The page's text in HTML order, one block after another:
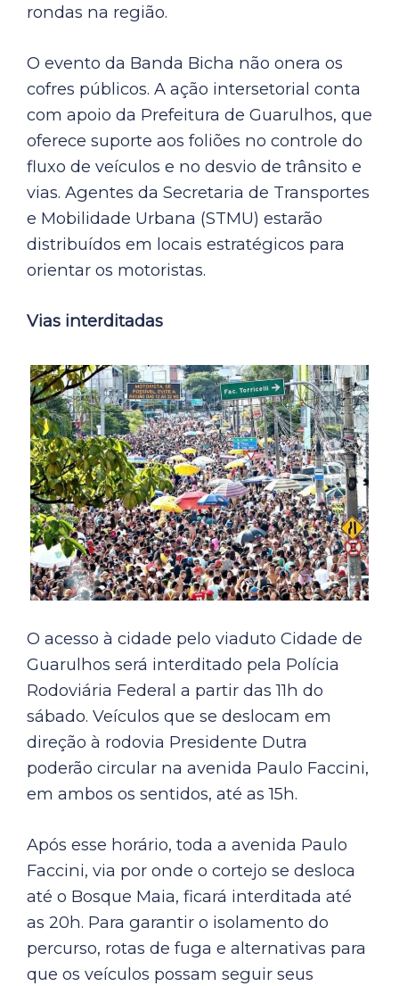
rondas na região.
O evento da Banda Bicha não onera os
cofres públicos. A ação intersetorial conta
com apoio da Prefeitura de Guarulhos, que
oferece suporte aos foliões no controle do
fluxo de veículos e no desvio de trânsito e
vias. Agentes da Secretaria de Transportes
e Mobilidade Urbana (STMU) estarão
distribuídos em locais estratégicos para
orientar os motoristas.
Vias interditadas
O acesso à cidade pelo viaduto Cidade de
Guarulhos será interditado pela Polícia
Rodoviária Federal a partir das 11h do
sábado. Veículos que se deslocam em
direção à rodovia Presidente Dutra
poderão circular na avenida Paulo Faccini,
em ambos os sentidos, até as 15h.
Após esse horário, toda a avenida Paulo
Faccini, via por onde o cortejo se desloca
até o Bosque Maia, ficará interditada até
as 20h. Para garantir o isolamento do
percurso, rotas de fuga e alternativas para
que os veículos possam seguir seus